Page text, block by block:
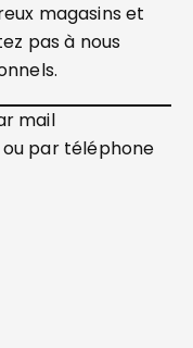
magasins et
pas à nous
mail
par téléphone